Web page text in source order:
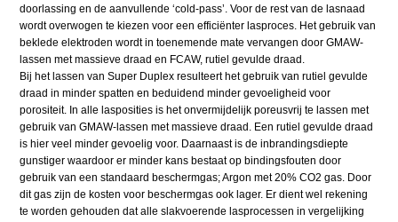
doorlassing en de aanvullende ‘cold-pass’. Voor de rest van de lasnaad
wordt overwogen te kiezen voor een efficiënter lasproces. Het gebruik van
beklede elektroden wordt in toenemende mate vervangen door GMAW-
lassen met massieve draad en FCAW, rutiel gevulde draad.
Bij het lassen van Super Duplex resulteert het gebruik van rutiel gevulde
draad in minder spatten en beduidend minder gevoeligheid voor
porositeit. In alle lasposities is het onvermijdelijk poreusvrij te lassen met
gebruik van GMAW-lassen met massieve draad. Een rutiel gevulde draad
is hier veel minder gevoelig voor. Daarnaast is de inbrandingsdiepte
gunstiger waardoor er minder kans bestaat op bindingsfouten door
gebruik van een standaard beschermgas; Argon met 20% CO2 gas. Door
dit gas zijn de kosten voor beschermgas ook lager. Er dient wel rekening
te worden gehouden dat alle slakvoerende lasprocessen in vergelijking